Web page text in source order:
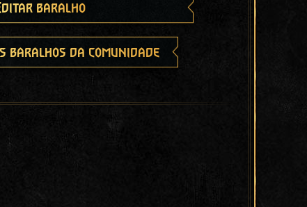
baralho
baralhos da comunidade